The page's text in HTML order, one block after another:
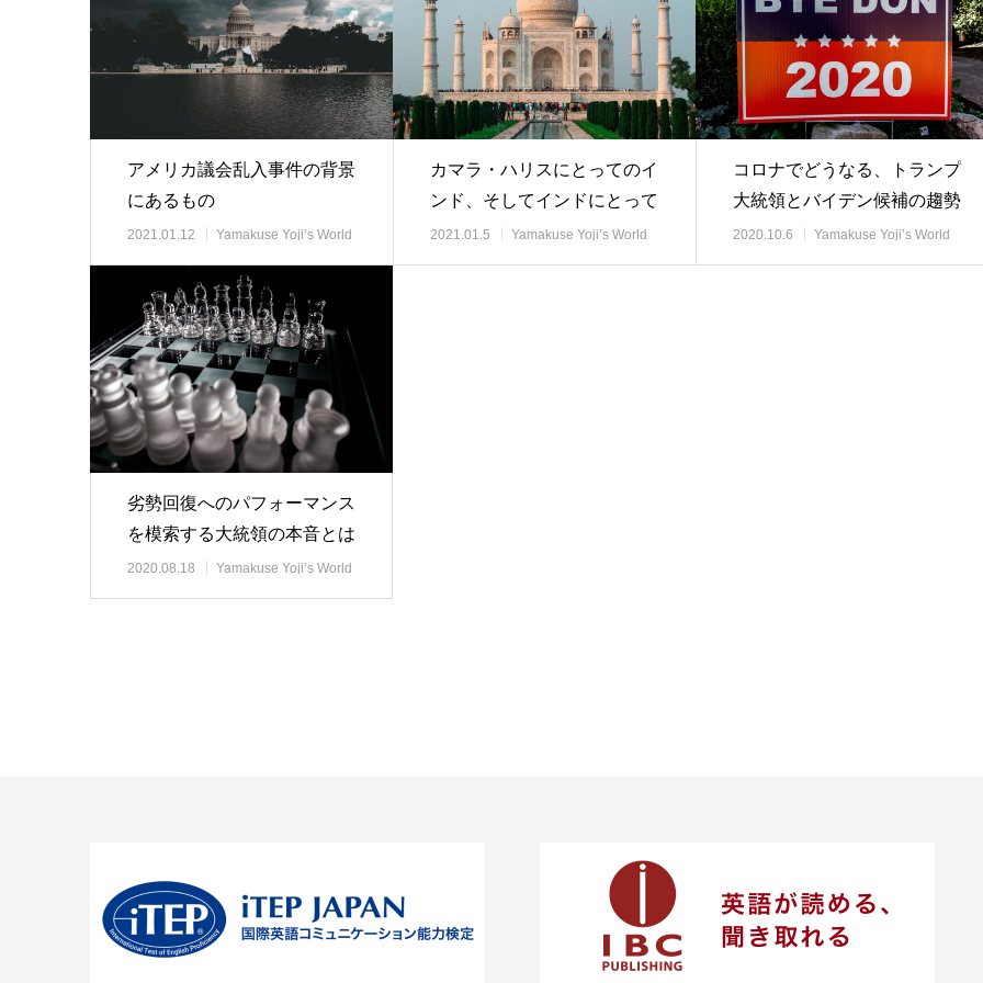
アメリカ議会乱入事件の背景
にあるもの
2021.01.12
Yamakuse Yoji’s World
カマラ・ハリスにとってのイ
ンド、そしてインドにとって
のカマラ・ハリス…
2021.01.5
Yamakuse Yoji’s World
コロナでどうなる、トランプ
大統領とバイデン候補の趨勢
2020.10.6
Yamakuse Yoji’s World
劣勢回復へのパフォーマンス
を模索する大統領の本音とは
2020.08.18
Yamakuse Yoji’s World